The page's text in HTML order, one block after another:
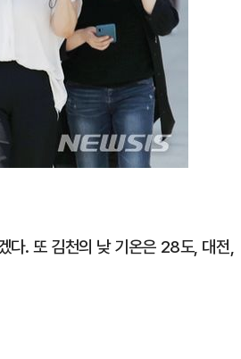
다. 또 김천의 낮 기온은 28도, 대전,